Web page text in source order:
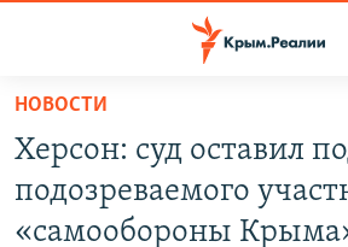
Вернуться
основному
содержанию
СПЕЦПРОЕКТЫ
НОВОСТИ
Херсон: суд оставил
подозреваемого
«самообороны